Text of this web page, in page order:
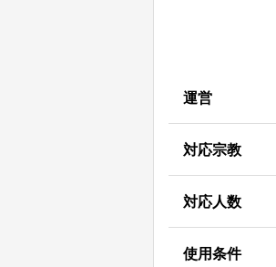
運営
対応宗教
対応人数
使用条件